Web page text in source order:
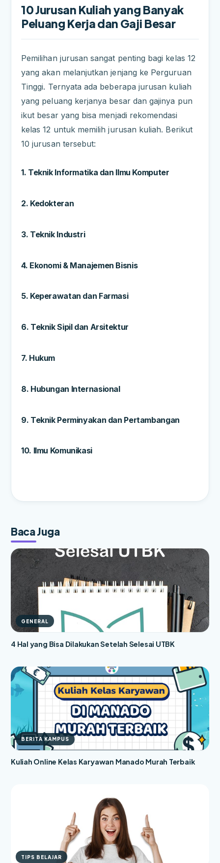
10 Jurusan Kuliah yang Banyak
Peluang Kerja dan Gaji Besar
Pemilihan jurusan sangat penting bagi kelas 12
yang akan melanjutkan jenjang ke Perguruan
Tinggi. Ternyata ada beberapa jurusan kuliah
yang peluang kerjanya besar dan gajinya pun
ikut besar yang bisa menjadi rekomendasi
kelas 12 untuk memilih jurusan kuliah. Berikut
10 jurusan tersebut:
1. Teknik Informatika dan Ilmu Komputer
2. Kedokteran
3. Teknik Industri
4. Ekonomi & Manajemen Bisnis
5. Keperawatan dan Farmasi
6. Teknik Sipil dan Arsitektur
7. Hukum
8. Hubungan Internasional
9. Teknik Perminyakan dan Pertambangan
10. Ilmu Komunikasi
Baca Juga
GENERAL
4 Hal yang Bisa Dilakukan Setelah Selesai UTBK
BERITA KAMPUS
Kuliah Online Kelas Karyawan Manado Murah Terbaik
TIPS BELAJAR